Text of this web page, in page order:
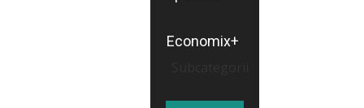
Economix+